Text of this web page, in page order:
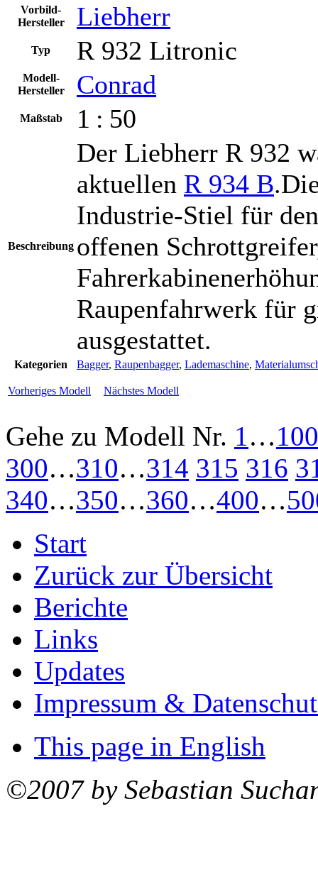
Vorbild-
Hersteller
Liebherr
Typ R 932 Litronic
Modell-
Hersteller
Conrad
Maßstab 1 : 50
Beschreibung
Der Liebherr R 932
aktuellen R 934 B
Industrie-Stiel für
offenen
Raupenfahrwerk für
ausgestattet.
Kategorien Bagger, Raupenbagger, Lademaschine,
Vorheriges Modell Nächstes Modell
Gehe zu Modell Nr. 1…100
300…310…314 315 316
340…350…360…400…
Start
Zurück zur Übersicht
Berichte
Links
Updates
Impressum &
This page in English
©2007 by Sebastian